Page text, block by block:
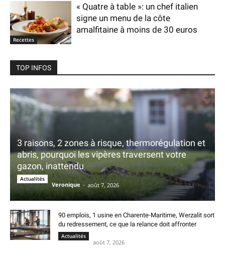
Recettes
« Quatre à table »: un chef italien
signe un menu de la côte
amalfitaine à moins de 30 euros
TOP INFOS
3 raisons, 2 zones à risque, thermorégulation et
abris, pourquoi les vipères traversent votre
gazon, inattendu
Actualités
Veronique - août 7, 2026
90 emplois, 1 usine en Charente-Maritime, Werzalit sort
du redressement, ce que la relance doit affronter
Actualités
août 7, 2026